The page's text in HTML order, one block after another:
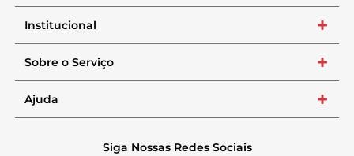
Institucional +
Sobre o Serviço +
Ajuda +
Siga Nossas Redes Sociais